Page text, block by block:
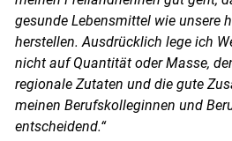
gesunde Lebensmittel wie unsere
herstellen. Ausdrücklich lege ich
nicht auf Quantität oder Masse,
regionale Zutaten und die gute
meinen Berufskolleginnen und
entscheidend.“